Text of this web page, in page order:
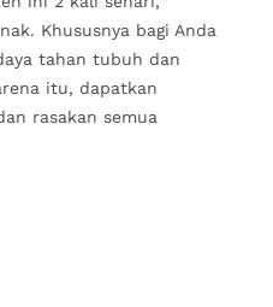
Khususnya bagi Anda
tahan tubuh dan
itu, dapatkan
rasakan semua